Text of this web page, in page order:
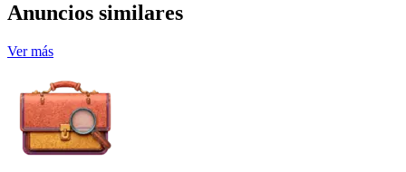
Anuncios similares
Ver más